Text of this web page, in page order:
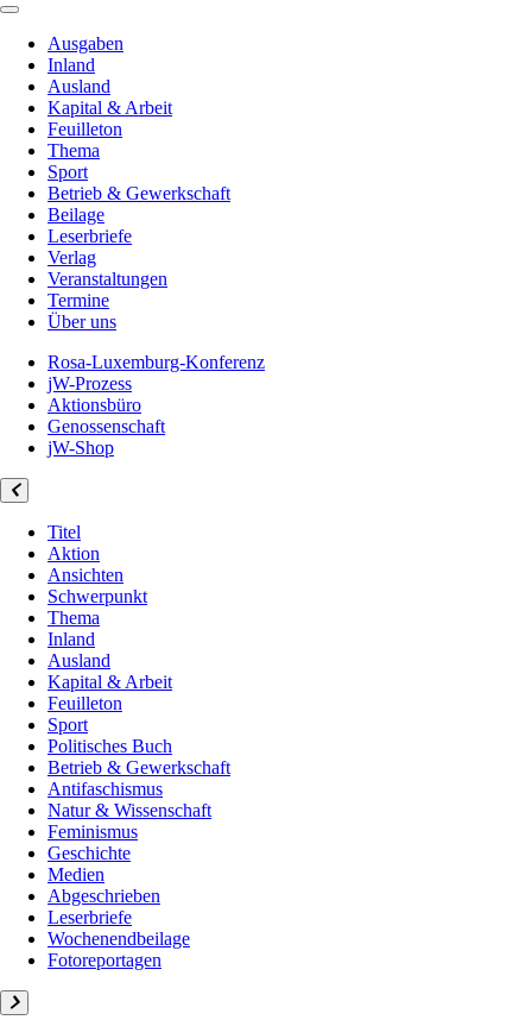
Ausgaben
Inland
Ausland
Kapital & Arbeit
Feuilleton
Thema
Sport
Betrieb & Gewerkschaft
Beilage
Leserbriefe
Verlag
Veranstaltungen
Termine
Über uns
Rosa-Luxemburg-Konferenz
jW-Prozess
Aktionsbüro
Genossenschaft
jW-Shop
Titel
Aktion
Ansichten
Schwerpunkt
Thema
Inland
Ausland
Kapital & Arbeit
Feuilleton
Sport
Politisches Buch
Betrieb & Gewerkschaft
Antifaschismus
Natur & Wissenschaft
Feminismus
Geschichte
Medien
Abgeschrieben
Leserbriefe
Wochenendbeilage
Fotoreportagen